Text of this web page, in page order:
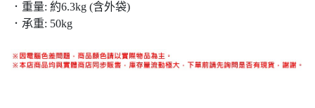
．重量: 約6.3kg (含外袋)
．承重: 50kg